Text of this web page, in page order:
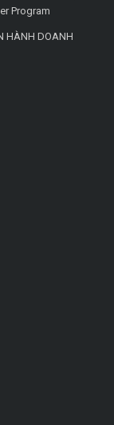
Program
HÀNH DOANH